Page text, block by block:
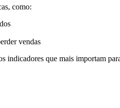
como:
vendas
indicadores que mais importam